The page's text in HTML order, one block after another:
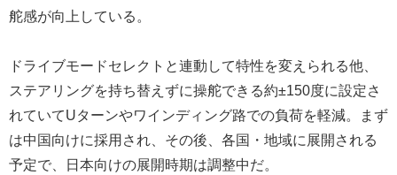
舵感が向上している。
ドライブモードセレクトと連動して特性を変えられる他、
ステアリングを持ち替えずに操舵できる約±150度に設定さ
れていてUターンやワインディング路での負荷を軽減。まず
は中国向けに採用され、その後、各国・地域に展開される
予定で、日本向けの展開時期は調整中だ。